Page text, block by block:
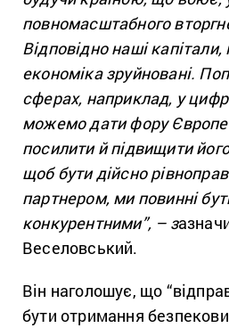
повномасштабного
Відповідно наші
економіка зруйновані.
сферах, наприклад, у
можемо дати фору
посилити й підвищити
щоб бути дійсно
партнером, ми повинні
конкурентними”, – з
Веселовський.
Він наголошує, що
бути отримання